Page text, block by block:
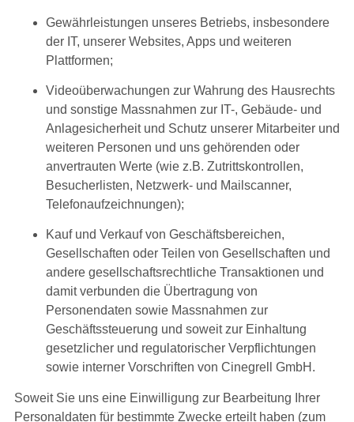
Gewährleistungen unseres Betriebs, insbesondere
der IT, unserer Websites, Apps und weiteren
Plattformen;
Videoüberwachungen zur Wahrung des Hausrechts
und sonstige Massnahmen zur IT-, Gebäude- und
Anlagesicherheit und Schutz unserer Mitarbeiter und
weiteren Personen und uns gehörenden oder
anvertrauten Werte (wie z.B. Zutrittskontrollen,
Besucherlisten, Netzwerk- und Mailscanner,
Telefonaufzeichnungen);
Kauf und Verkauf von Geschäftsbereichen,
Gesellschaften oder Teilen von Gesellschaften und
andere gesellschaftsrechtliche Transaktionen und
damit verbunden die Übertragung von
Personendaten sowie Massnahmen zur
Geschäftssteuerung und soweit zur Einhaltung
gesetzlicher und regulatorischer Verpflichtungen
sowie interner Vorschriften von Cinegrell GmbH.
Soweit Sie uns eine Einwilligung zur Bearbeitung Ihrer
Personaldaten für bestimmte Zwecke erteilt haben (zum